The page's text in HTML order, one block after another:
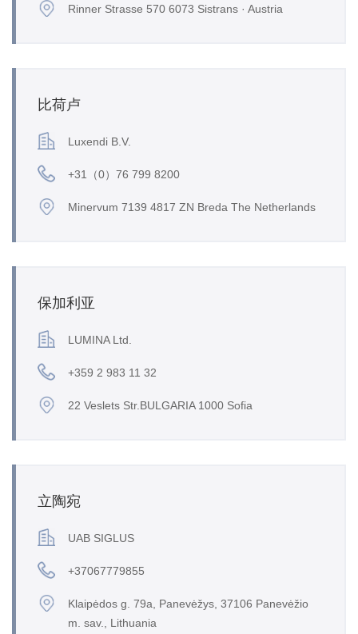
Rinner Strasse 570 6073 Sistrans · Austria
比荷卢
Luxendi B.V.
+31（0）76 799 8200
Minervum 7139 4817 ZN Breda The Netherlands
保加利亚
LUMINA Ltd.
+359 2 983 11 32
22 Veslets Str.BULGARIA 1000 Sofia
立陶宛
UAB SIGLUS
+37067779855
Klaipėdos g. 79a, Panevėžys, 37106 Panevėžio
m. sav., Lithuania